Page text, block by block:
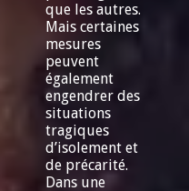
que les autres.
Mais certaines
mesures
peuvent
également
engendrer des
situations
tragiques
d’isolement et
de précarité.
Dans une